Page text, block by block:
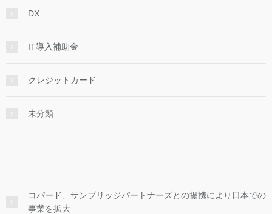
DX
IT導入補助金
クレジットカード
未分類
コパード、サンブリッジパートナーズとの提携により日本での
事業を拡大